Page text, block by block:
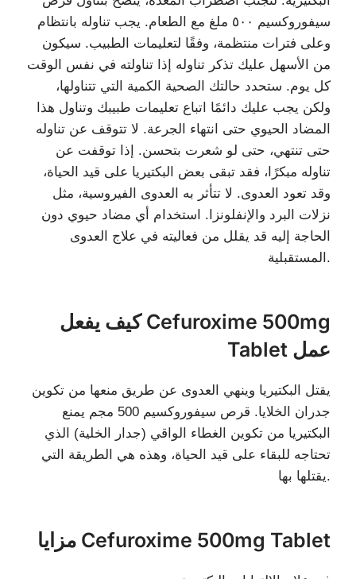
سيفوروكسيم ٥٠٠ ملغ مع الطعام. يجب تناوله بانتظام
وعلى فترات منتظمة، وفقًا لتعليمات الطبيب. سيكون
من الأسهل عليك تذكر تناوله إذا تناولته في نفس الوقت
كل يوم. ستحدد حالتك الصحية الكمية التي تتناولها،
ولكن يجب عليك دائمًا اتباع تعليمات طبيبك وتناول هذا
المضاد الحيوي حتى انتهاء الجرعة. لا تتوقف عن تناوله
حتى تنتهي، حتى لو شعرت بتحسن. إذا توقفت عن
تناوله مبكرًا، فقد تبقى بعض البكتيريا على قيد الحياة،
وقد تعود العدوى. لا تتأثر به العدوى الفيروسية، مثل
نزلات البرد والإنفلونزا. استخدام أي مضاد حيوي دون
الحاجة إليه قد يقلل من فعاليته في علاج العدوى
المستقبلية.
كيف يفعل Cefuroxime 500mg
Tablet عمل
يقتل البكتيريا وينهي العدوى عن طريق منعها من تكوين
جدران الخلايا. قرص سيفوروكسيم 500 مجم يمنع
البكتيريا من تكوين الغطاء الواقي (جدار الخلية) الذي
تحتاجه للبقاء على قيد الحياة، وهذه هي الطريقة التي
يقتلها بها.
مزايا Cefuroxime 500mg Tablet